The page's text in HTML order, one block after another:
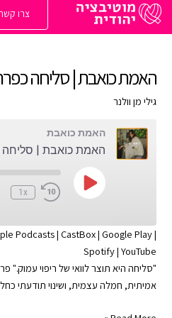
לתוכן
צרו
האמת כואבת | סליחה
גילי מן וולנר
האמת כואבת
האמת כואבת | סליחה
Play
Episode
1x
AmazonSHARE
LINK
EMBED
Podcasts| CastBox| Google Play|
Spotify| YouTube
"סליחה היא תוצר לוואי של ריפוי עמוק."
אמיתית, חמלה עצמית, ושינוי תודעתי